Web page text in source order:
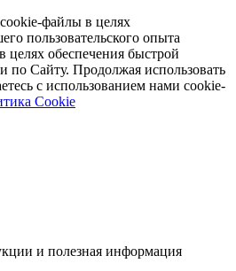
файлы в целях
пользовательского опыта
целях обеспечения быстрой
по Сайту. Продолжая использовать
с использованием нами cookie-
Cookie
и полезная информация